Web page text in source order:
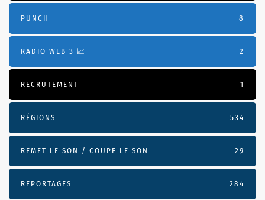
PUNCH 8
RADIO WEB 3 📈 2
RECRUTEMENT 1
RÉGIONS 534
REMET LE SON / COUPE LE SON 29
REPORTAGES 284